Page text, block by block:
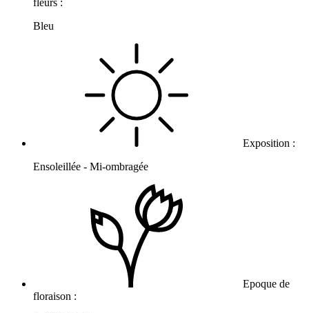
fleurs :
Bleu
Exposition :
Ensoleillée - Mi-ombragée
Epoque de
floraison :